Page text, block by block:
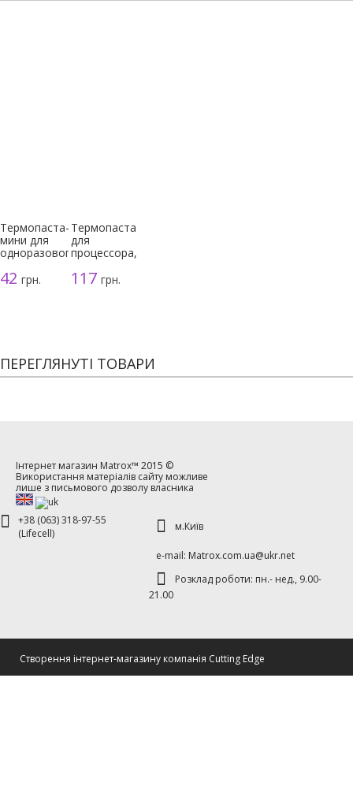
Термопаста-
мини для
одноразового
42 грн.
Термопаста
для
процессора,
117грн.
ПЕРЕГЛЯНУТІ ТОВАРИ
Інтернет магазин Matrox™ 2015 ©
Використання матеріалів сайту можливе
лише з письмового дозволу власника
+38 (063) 318-97-55
(Lifecell)
м.Київ
е-mаil: Matrox.com.ua@ukr.net
Розклад роботи: пн.- нед., 9.00-
21.00
Cтворення інтернет-магазину компанія Cutting Edge